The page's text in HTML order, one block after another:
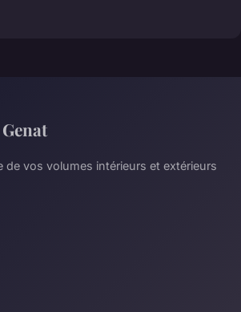
de vos volumes intérieurs et extérieurs